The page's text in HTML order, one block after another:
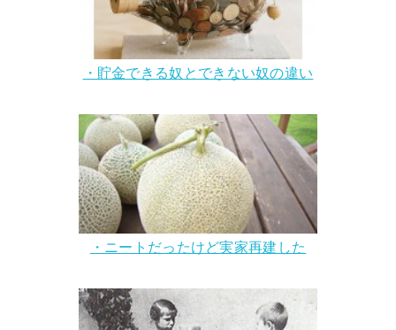
・貯金できる奴とできない奴の違い
・ニートだったけど実家再建した